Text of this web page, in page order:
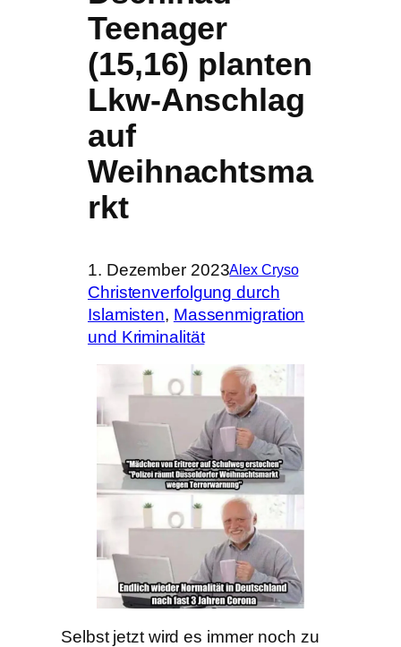
Teenager
(15,16) planten
Lkw-Anschlag
auf
Weihnachtsma
rkt
1. Dezember 2023Alex Cryso
Christenverfolgung durch
Islamisten, Massenmigration
und Kriminalität
Selbst jetzt wird es immer noch zu